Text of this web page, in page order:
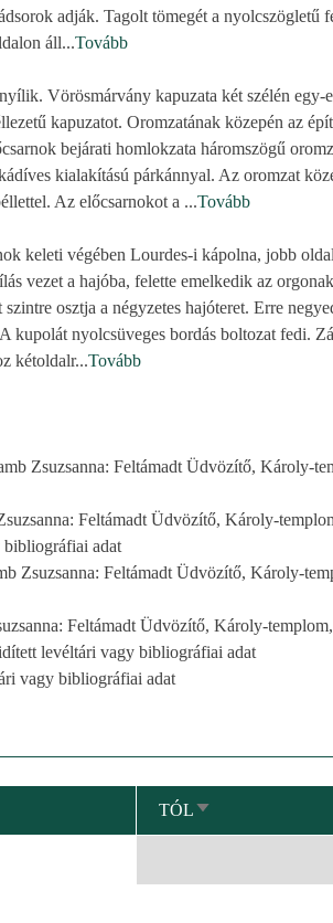
adják. Tagolt tömegét a nyolcszögletű
áll...Tovább
Vörösmárvány kapuzata két szélén
kapuzatot. Oromzatának közepén az
bejárati homlokzata háromszögű
kialakítású párkánnyal. Az oromzat
Az előcsarnokot a ...Tovább
keleti végében Lourdes-i kápolna, jobb
vezet a hajóba, felette emelkedik az
osztja a négyzetes hajóteret. Erre
kupolát nyolcsüveges bordás boltozat fedi.
kétoldalr...Tovább
Zsuzsanna: Feltámadt Üdvözítő, Károly-
Feltámadt Üdvözítő, Károly-
adat
Zsuzsanna: Feltámadt Üdvözítő, Károly-
Feltámadt Üdvözítő, Károly-
levéltári vagy bibliográfiai adat
vagy bibliográfiai adat
TÓLNÖVEKVŐ
RENDEZÉS